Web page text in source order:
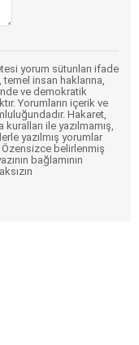
yorum sütunları ifade
temel insan haklarına,
ve demokratik
Yorumların içerik ve
Hakaret,
ile yazılmamış,
yazılmış yorumlar
Özensizce belirlenmiş
bağlamının